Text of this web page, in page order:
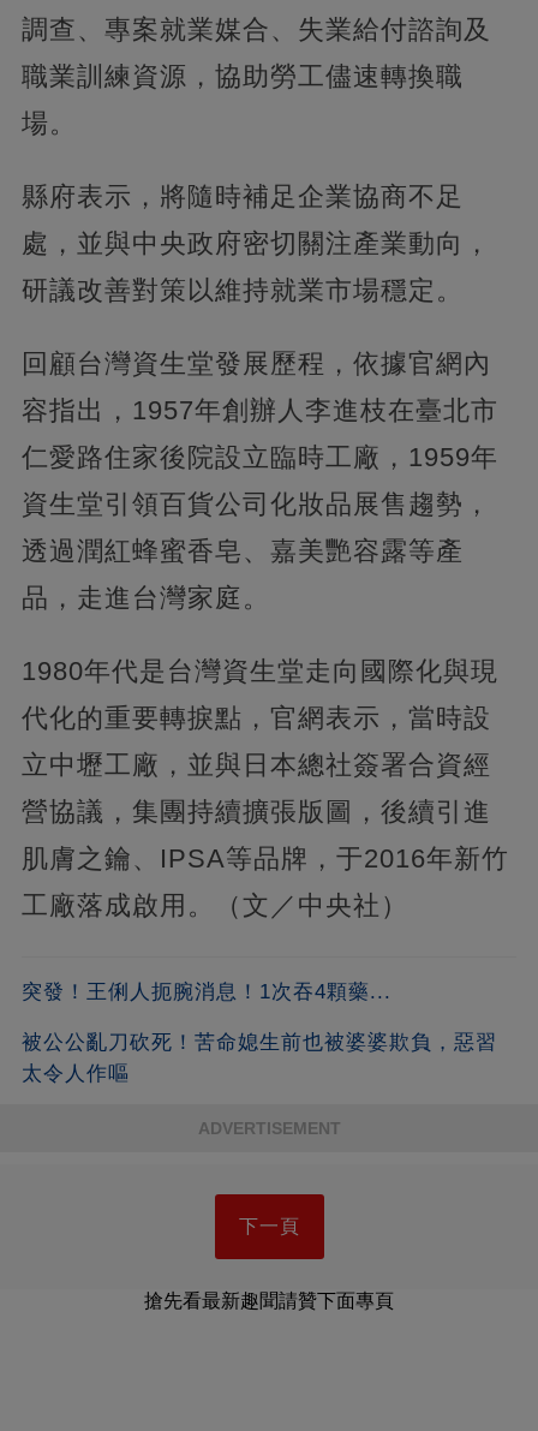
調查、專案就業媒合、失業給付諮詢及
職業訓練資源，協助勞工儘速轉換職
場。
縣府表示，將隨時補足企業協商不足
處，並與中央政府密切關注產業動向，
研議改善對策以維持就業市場穩定。
回顧台灣資生堂發展歷程，依據官網內
容指出，1957年創辦人李進枝在臺北市
仁愛路住家後院設立臨時工廠，1959年
資生堂引領百貨公司化妝品展售趨勢，
透過潤紅蜂蜜香皂、嘉美艷容露等產
品，走進台灣家庭。
1980年代是台灣資生堂走向國際化與現
代化的重要轉捩點，官網表示，當時設
立中壢工廠，並與日本總社簽署合資經
營協議，集團持續擴張版圖，後續引進
肌膚之鑰、IPSA等品牌，于2016年新竹
工廠落成啟用。（文／中央社）
突發！王俐人扼腕消息！1次吞4顆藥...
被公公亂刀砍死！苦命媳生前也被婆婆欺負，惡習
太令人作嘔
ADVERTISEMENT
下一頁
搶先看最新趣聞請贊下面專頁